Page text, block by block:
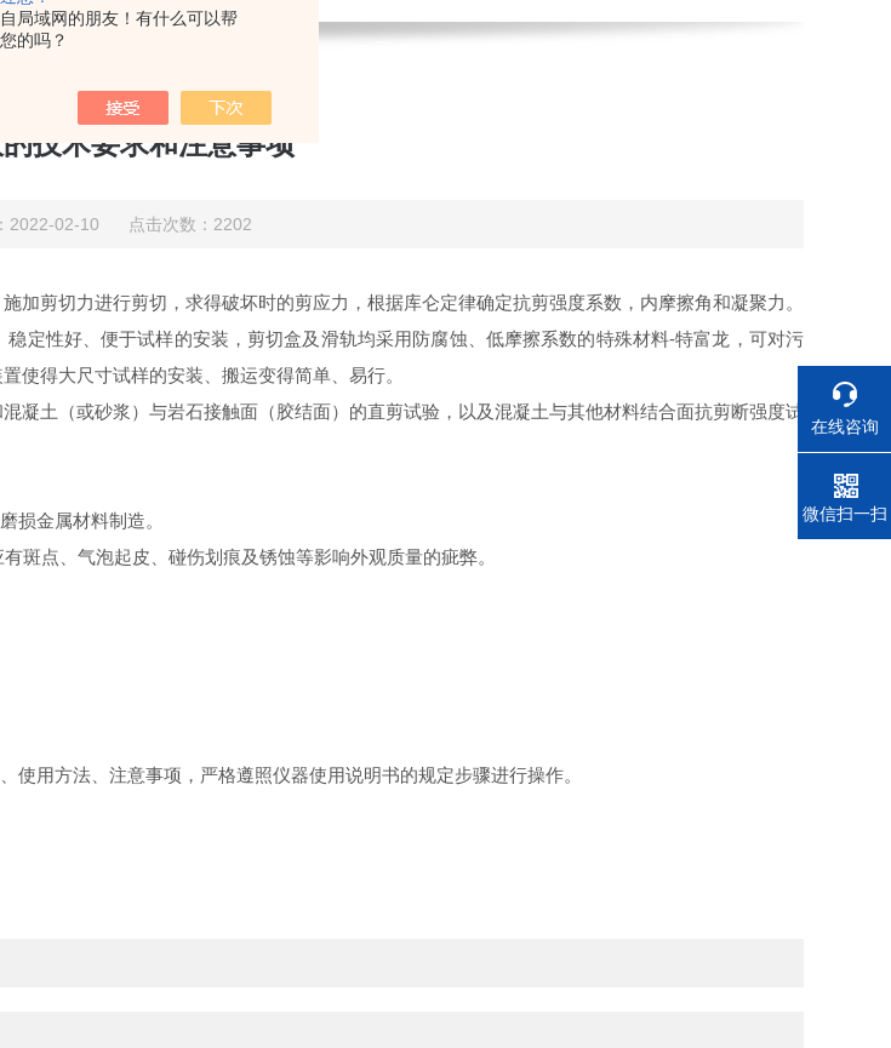
局域网的朋友！有什么可以帮
的吗？
技术要求和注意事项
2022-02-10 点击次数：2202
剪切力进行剪切，求得破坏时的剪应力，根据库仑定律确定抗剪强度系数，内摩擦角和凝聚力。
定性好、便于试样的安装，剪切盒及滑轨均采用防腐蚀、低摩擦系数的特殊材料-特富龙，可对污
使得大尺寸试样的安装、搬运变得简单、易行。
凝土（或砂浆）与岩石接触面（胶结面）的直剪试验，以及混凝土与其他材料结合面抗剪断强度试
损金属材料制造。
斑点、气泡起皮、碰伤划痕及锈蚀等影响外观质量的疵弊。
用方法、注意事项，严格遵照仪器使用说明书的规定步骤进行操作。
在线咨询
电话
微信扫一扫